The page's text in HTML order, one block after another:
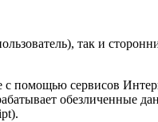
так и
помощью сервисов
обезличенные